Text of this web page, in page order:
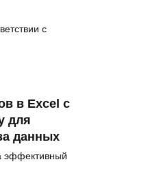
с
в Excel с
для
данных
эффективный